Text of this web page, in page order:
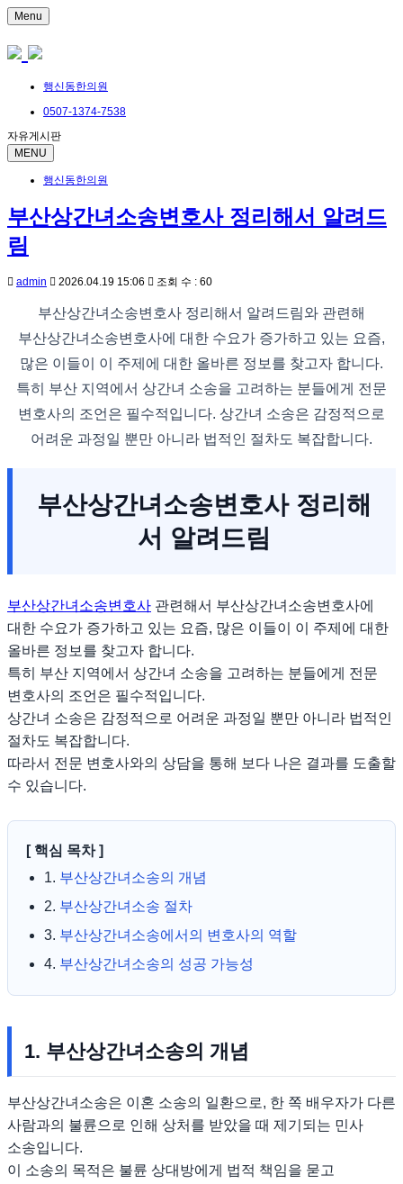
Menu
행신동한의원
0507-1374-7538
자유게시판
MENU
행신동한의원
부산상간녀소송변호사 정리해서 알려드
림
admin 2026.04.19 15:06 조회 수 : 60
부산상간녀소송변호사 정리해서 알려드림와 관련해
부산상간녀소송변호사에 대한 수요가 증가하고 있는 요즘,
많은 이들이 이 주제에 대한 올바른 정보를 찾고자 합니다.
특히 부산 지역에서 상간녀 소송을 고려하는 분들에게 전문
변호사의 조언은 필수적입니다. 상간녀 소송은 감정적으로
어려운 과정일 뿐만 아니라 법적인 절차도 복잡합니다.
부산상간녀소송변호사 정리해
서 알려드림
부산상간녀소송변호사 관련해서 부산상간녀소송변호사에
대한 수요가 증가하고 있는 요즘, 많은 이들이 이 주제에 대한
올바른 정보를 찾고자 합니다.
특히 부산 지역에서 상간녀 소송을 고려하는 분들에게 전문
변호사의 조언은 필수적입니다.
상간녀 소송은 감정적으로 어려운 과정일 뿐만 아니라 법적인
절차도 복잡합니다.
따라서 전문 변호사와의 상담을 통해 보다 나은 결과를 도출할
수 있습니다.
[ 핵심 목차 ]
1. 부산상간녀소송의 개념
2. 부산상간녀소송 절차
3. 부산상간녀소송에서의 변호사의 역할
4. 부산상간녀소송의 성공 가능성
1. 부산상간녀소송의 개념
부산상간녀소송은 이혼 소송의 일환으로, 한 쪽 배우자가 다른
사람과의 불륜으로 인해 상처를 받았을 때 제기되는 민사
소송입니다.
이 소송의 목적은 불륜 상대방에게 법적 책임을 묻고